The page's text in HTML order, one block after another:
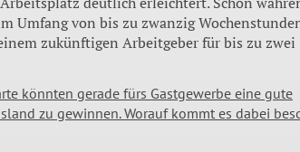
Umfang von bis zu zwanzig
zukünftigen Arbeitgeber für bis zu zwei
könnten gerade fürs Gastgewerbe eine gute
zu gewinnen. Worauf kommt es dabei